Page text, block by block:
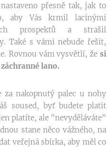
přesně tak, jak to
aby Vás krmil lacinými
prospektů a strašil
Také s vámi nebude řešit,
Rovnou vám vysvětlí, že si
lano.
nakopnutý palec u nohy
soused, byť budete platit
platíte, ale "nevyděláváte"
stane něco vážného, na
veřejná sbírka, aby měl co